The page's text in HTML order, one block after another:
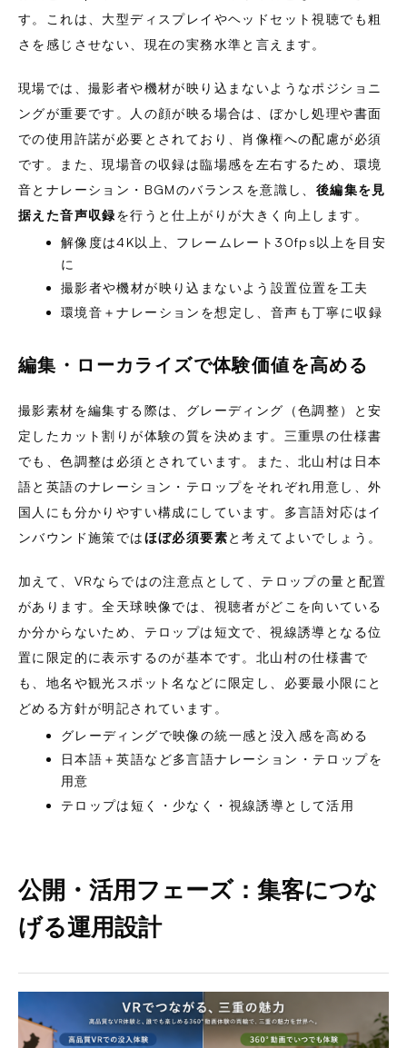
す。これは、大型ディスプレイやヘッドセット視聴でも粗
さを感じさせない、現在の実務水準と言えます。
現場では、撮影者や機材が映り込まないようなポジショニ
ングが重要です。人の顔が映る場合は、ぼかし処理や書面
での使用許諾が必要とされており、肖像権への配慮が必須
です。また、現場音の収録は臨場感を左右するため、環境
音とナレーション・BGMのバランスを意識し、 後編集を見
据えた音声収録を行うと仕上がりが大きく向上します。
解像度は4K以上、フレームレート30fps以上を目安
に
撮影者や機材が映り込まないよう設置位置を工夫
環境音＋ナレーションを想定し、音声も丁寧に収録
編集・ローカライズで体験価値を高める
撮影素材を編集する際は、グレーディング（色調整）と安
定したカット割りが体験の質を決めます。三重県の仕様書
でも、色調整は必須とされています。また、北山村は日本
語と英語のナレーション・テロップをそれぞれ用意し、外
国人にも分かりやすい構成にしています。多言語対応はイ
ンバウンド施策ではほぼ必須要素と考えてよいでしょう。
加えて、VRならではの注意点として、テロップの量と配置
があります。全天球映像では、視聴者がどこを向いている
か分からないため、テロップは短文で、視線誘導となる位
置に限定的に表示するのが基本です。北山村の仕様書で
も、地名や観光スポット名などに限定し、必要最小限にと
どめる方針が明記されています。
グレーディングで映像の統一感と没入感を高める
日本語＋英語など多言語ナレーション・テロップを
用意
テロップは短く・少なく・視線誘導として活用
公開・活用フェーズ：集客につな
げる運用設計